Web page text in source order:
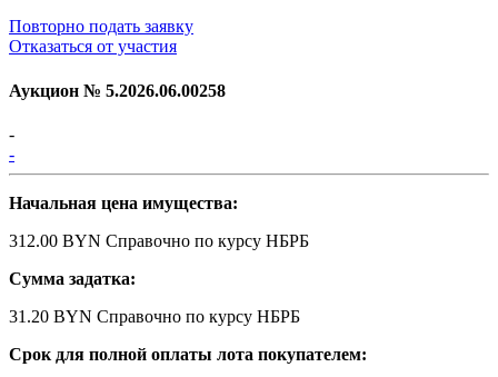
Повторно подать заявку
Отказаться от участия
Аукцион № 5.2026.06.00258
-
-
Начальная цена имущества:
312.00 BYN Справочно по курсу НБРБ
Сумма задатка:
31.20 BYN Справочно по курсу НБРБ
Срок для полной оплаты лота покупателем: